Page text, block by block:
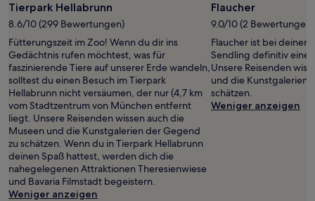
Bedingungen
gelten.
Tierpark Hellabrunn
8.6/10 (299 Bewertungen)
Fütterungszeit im Zoo! Wenn du dir ins
Gedächtnis rufen möchtest, was für
faszinierende Tiere auf unserer Erde wandeln,
solltest du einen Besuch im Tierpark
Hellabrunn nicht versäumen, der nur (4,7 km
vom Stadtzentrum von München entfernt
liegt. Unsere Reisenden wissen auch die
Museen und die Kunstgalerien der Gegend
zu schätzen. Wenn du in Tierpark Hellabrunn
deinen Spaß hattest, werden dich die
nahegelegenen Attraktionen Theresienwiese
und Bavaria Filmstadt begeistern.
Weniger anzeigen
Flaucher
9.0/10 (2 Bewertungen)
Flaucher ist bei deinen
Sendling definitiv
Unsere Reisenden
und die Kunstgalerien
schätzen.
Weniger anzeigen